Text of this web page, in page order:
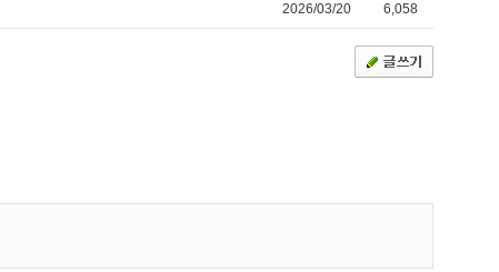
2026/03/20 6,058